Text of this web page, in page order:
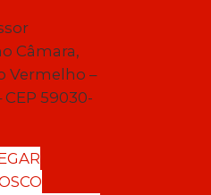
Câmara,
Vermelho –
CEP 59030-